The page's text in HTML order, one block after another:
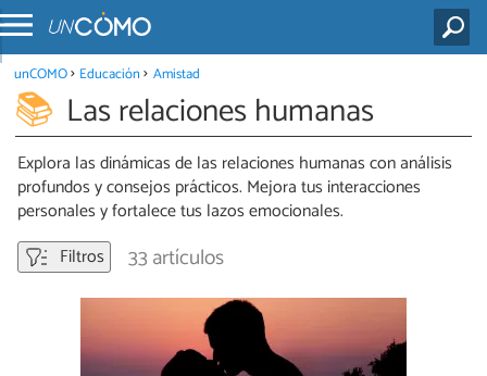
unCOMO Educación Amistad
Las relaciones humanas
Explora las dinámicas de las relaciones humanas con análisis
profundos y consejos prácticos. Mejora tus interacciones
personales y fortalece tus lazos emocionales.
Filtros
33 artículos